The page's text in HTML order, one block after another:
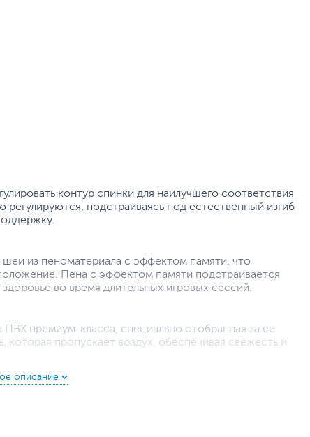
контур спинки для наилучшего соответствия
подстраиваясь под естественный изгиб
из пеноматериала с эффектом памяти, что
Пена с эффектом памяти подстраивается
во время длительных игровых сессий.
ПВХ премиум-класса, специально отобранная за ее
пропускает воздух, обеспечивая свежесть и